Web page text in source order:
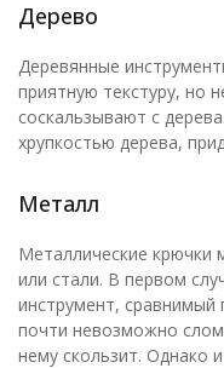
Дерево
Деревянные
приятную текстуру, но
соскальзывают с
хрупкостью дерева,
Металл
Металлические крючки
или стали. В первом
инструмент,
почти невозможно
нему скользит. Однако